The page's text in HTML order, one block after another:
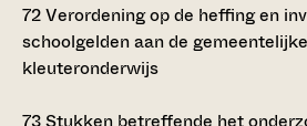
72Verordening op de heffing en
schoolgelden aan de
kleuteronderwijs